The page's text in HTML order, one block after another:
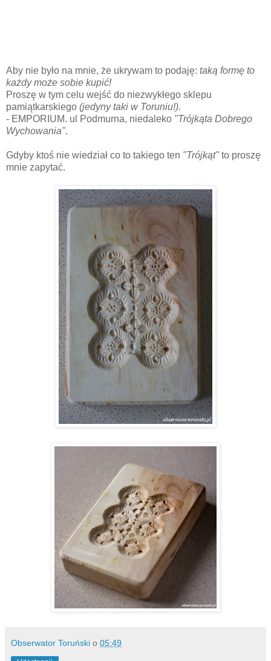
Aby nie było na mnie, że ukrywam to podaję: taką formę to
każdy może sobie kupić!
Proszę w tym celu wejść do niezwykłego sklepu
pamiątkarskiego (jedyny taki w Toruniu!).
- EMPORIUM. ul Podmurna, niedaleko "Trójkąta Dobrego
Wychowania".
Gdyby ktoś nie wiedział co to takiego ten "Trójkąt" to proszę
mnie zapytać.
Obserwator Toruński o 05:49